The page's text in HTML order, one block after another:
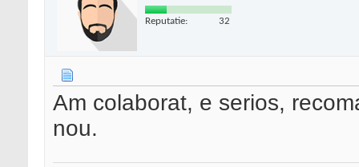
Reputatie: 32
Am colaborat, e serios,
nou.